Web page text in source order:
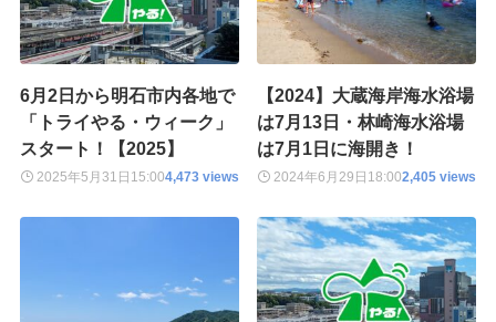
6月2日から明石市内各地で
「トライやる・ウィーク」
スタート！【2025】
2025年5月31日 15:004,473 views
【2024】大蔵海岸海水浴場
は7月13日・林崎海水浴場
は7月1日に海開き！
2024年6月29日 18:002,405 views